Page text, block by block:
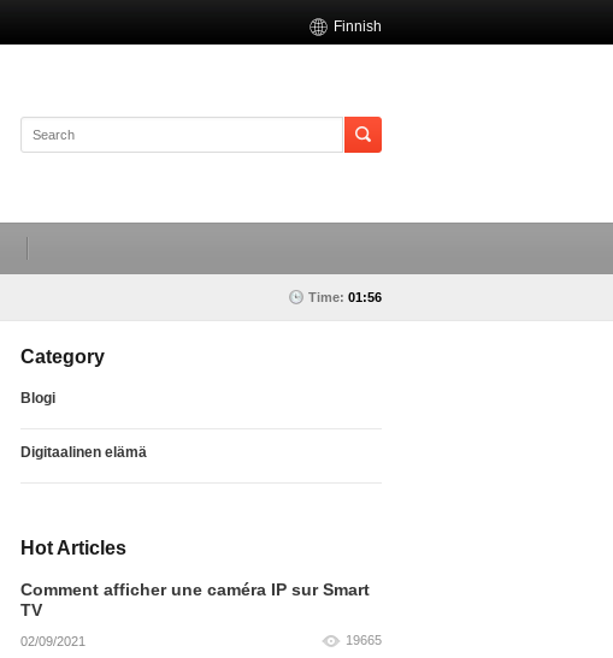
Finnish
Time: 01:56
Category
Blogi
Digitaalinen elämä
Hot Articles
Comment afficher une caméra IP sur Smart
TV
02/09/2021 19665